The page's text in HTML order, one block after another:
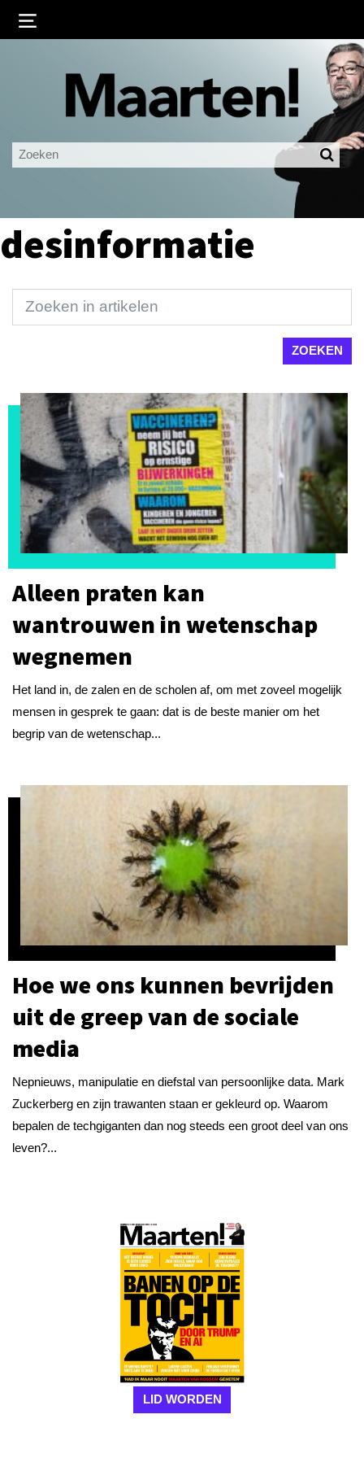
Ingelogd blijven
LOGIN
desinformatie
Alleen praten kan
wantrouwen in wetenschap
wegnemen
Het land in, de zalen en de scholen af, om met zoveel mogelijk
mensen in gesprek te gaan: dat is de beste manier om het
begrip van de wetenschap...
Hoe we ons kunnen bevrijden
uit de greep van de sociale
media
Nepnieuws, manipulatie en diefstal van persoonlijke data. Mark
Zuckerberg en zijn trawanten staan er gekleurd op. Waarom
bepalen de techgiganten dan nog steeds een groot deel van ons
leven?...
LID WORDEN